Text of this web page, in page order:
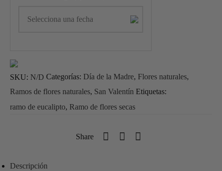
SKU: N/D Categorías: Día de la Madre, Flores naturales,
Ramos de flores naturales, San Valentín Etiquetas:
ramo de eucalipto, Ramo de flores secas
Share
Descripción